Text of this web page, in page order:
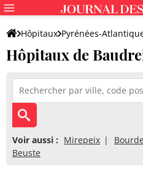
Hôpitaux Pyrénées-
Hôpitaux de
Voir aussi : Mirepeix
Beuste